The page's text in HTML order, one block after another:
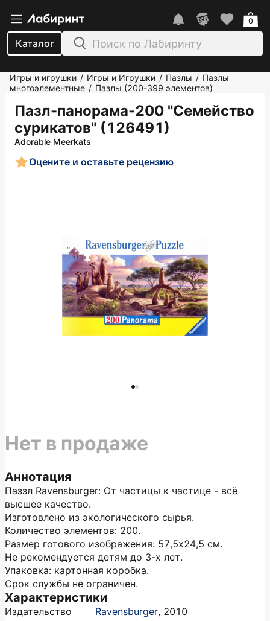
Каталог
0
Игры и игрушки / Игры и Игрушки / Пазлы / Пазлы
многоэлементные / Пазлы (200-399 элементов)
Пазл-панорама-200 "Семейство
сурикатов" (126491)
Adorable Meerkats
Оцените и оставьте рецензию
Аннотация
Паззл Ravensburger: От частицы к частице - всё
высшее качество.
Изготовлено из экологического сырья.
Количество элементов: 200.
Размер готового изображения: 57,5х24,5 см.
Не рекомендуется детям до 3-х лет.
Упаковка: картонная коробка.
Срок службы не ограничен.
Характеристики
Издательство Ravensburger, 2010
Нет в продаже